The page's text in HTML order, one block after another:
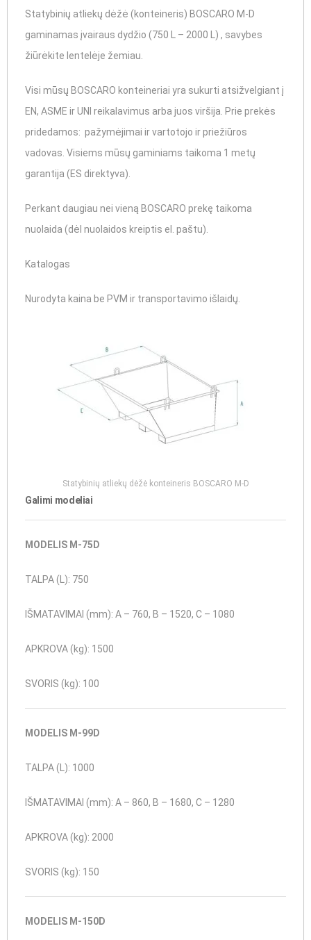
Statybinių atliekų dėžė (konteineris) BOSCARO M-D
gaminamas įvairaus dydžio (750 L – 2000 L) , savybes
žiūrėkite lentelėje žemiau.
Visi mūsų BOSCARO konteineriai yra sukurti atsižvelgiant į
EN, ASME ir UNI reikalavimus arba juos viršija. Prie prekės
pridedamos: pažymėjimai ir vartotojo ir priežiūros
vadovas. Visiems mūsų gaminiams taikoma 1 metų
garantija (ES direktyva).
Perkant daugiau nei vieną BOSCARO prekę taikoma
nuolaida (dėl nuolaidos kreiptis el. paštu).
Katalogas
Nurodyta kaina be PVM ir transportavimo išlaidų.
Statybinių atliekų dėžė konteineris BOSCARO M-D
Galimi modeliai
MODELIS M-75D
TALPA (L): 750
IŠMATAVIMAI (mm): A – 760, B – 1520, C – 1080
APKROVA (kg): 1500
SVORIS (kg): 100
MODELIS M-99D
TALPA (L): 1000
IŠMATAVIMAI (mm): A – 860, B – 1680, C – 1280
APKROVA (kg): 2000
SVORIS (kg): 150
MODELIS M-150D